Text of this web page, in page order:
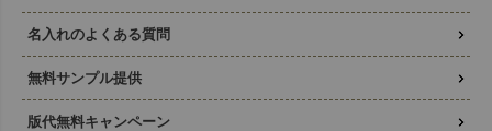
名入れのよくある質問
無料サンプル提供
版代無料キャンペーン